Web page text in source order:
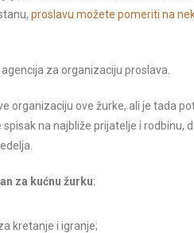
proslavu možete pomeriti na
za organizaciju proslava.
organizaciju ove žurke, ali je tada
na najbliže prijatelje i rodbinu,
za kućnu žurku:
kretanje i igranje;